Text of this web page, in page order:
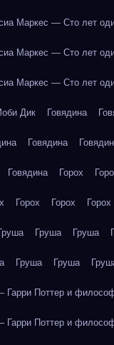
Маркес — Сто лет
Маркес — Сто лет
Маркес — Сто лет
Дик Говядина
Говядина
Говядина Горох
Горох Горох Горох
Груша Груша
Груша Груша
Поттер и
Поттер и